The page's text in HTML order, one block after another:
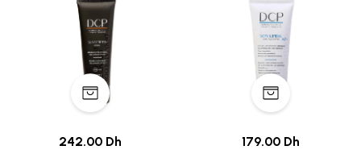
242.00 Dh 179.00 Dh